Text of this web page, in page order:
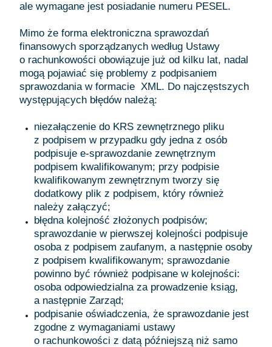
ale wymagane jest posiadanie numeru PESEL.
Mimo że forma elektroniczna sprawozdań
finansowych sporządzanych według Ustawy
o rachunkowości obowiązuje już od kilku lat, nadal
mogą pojawiać się problemy z podpisaniem
sprawozdania w formacie XML. Do najczęstszych
występujących błędów należą:
niezałączenie do KRS zewnętrznego pliku
z podpisem w przypadku gdy jedna z osób
podpisuje e-sprawozdanie zewnętrznym
podpisem kwalifikowanym; przy podpisie
kwalifikowanym zewnętrznym tworzy się
dodatkowy plik z podpisem, który również
należy załączyć;
błędna kolejność złożonych podpisów;
sprawozdanie w pierwszej kolejności podpisuje
osoba z podpisem zaufanym, a następnie osoby
z podpisem kwalifikowanym; sprawozdanie
powinno być również podpisane w kolejności:
osoba odpowiedzialna za prowadzenie ksiąg,
a następnie Zarząd;
podpisanie oświadczenia, że sprawozdanie jest
zgodne z wymaganiami ustawy
o rachunkowości z datą późniejszą niż samo